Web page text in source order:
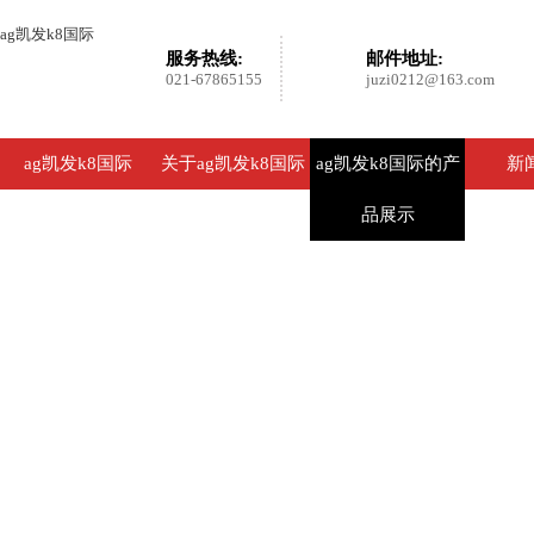
ag凯发k8国际
邮件地址:
juzi0212@163.com
服务热线:
021-67865155
ag凯发k8国际 关于ag凯发k8国际 ag凯发k8国际的产
品展示
新